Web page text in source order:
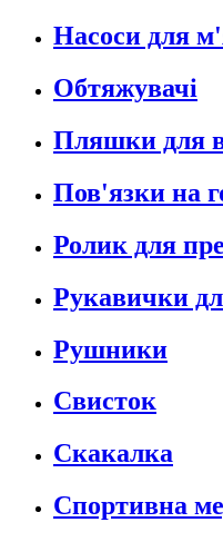
Насоси для
Обтяжувачі
Пляшки для
Пов'язки на
Ролик для
Рукавички
Рушники
Свисток
Скакалка
Спортивна